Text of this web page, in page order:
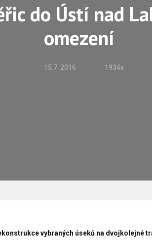
do Ústí nad
omezení
15.7. 2016 1934x
vybraných úseků na dvojkolejné